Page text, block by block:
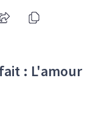
: L'amour